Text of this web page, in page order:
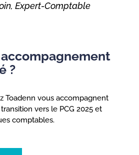
Expert-Comptable
accompagnement
?
Toadenn vous accompagnent
vers le PCG 2025 et
comptables.